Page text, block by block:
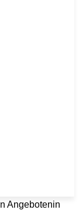
Angebotenin